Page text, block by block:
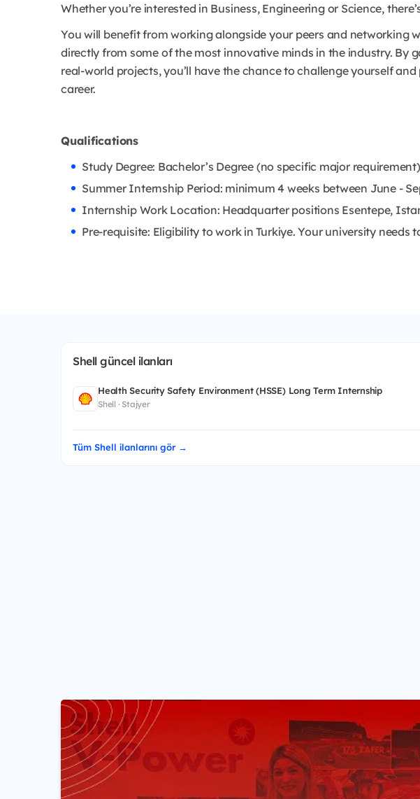
Whether you’re interested in Business, Engineering or Science,
You will benefit from working alongside your peers and networking
directly from some of the most innovative minds in the industry. By
real-world projects, you’ll have the chance to challenge yourself
career.
Qualifications
Study Degree: Bachelor’s Degree (no specific major requirement)
Summer Internship Period: minimum 4 weeks between June -
Internship Work Location: Headquarter positions Esentepe,
Pre-requisite: Eligibility to work in Turkiye. Your university needs
Shell güncel ilanları
Health Security Safety Environment (HSSE) Long Term Internship
Shell · Stajyer
Tüm Shell ilanlarını gör →